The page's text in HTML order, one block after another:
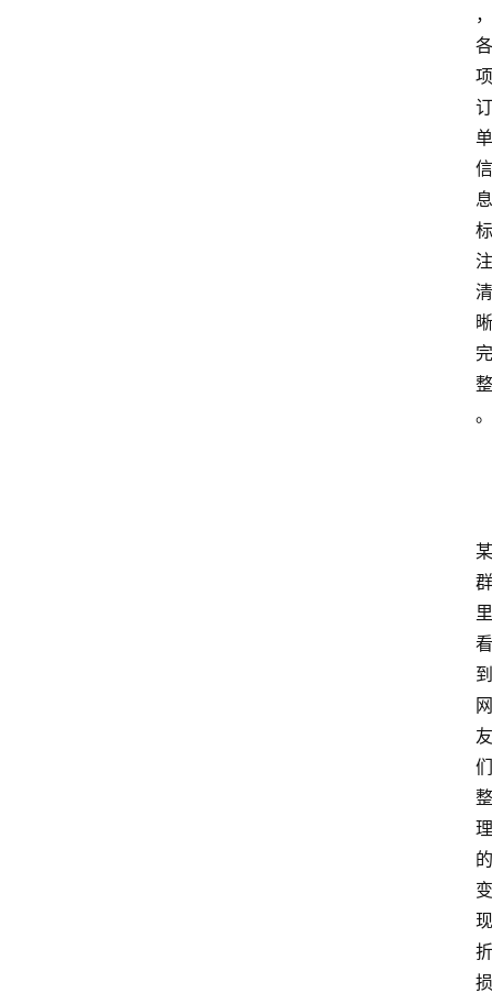
，
各
项
订
单
信
息
标
注
清
晰
完
整
。
某
群
里
看
到
网
友
们
整
理
的
变
现
折
损